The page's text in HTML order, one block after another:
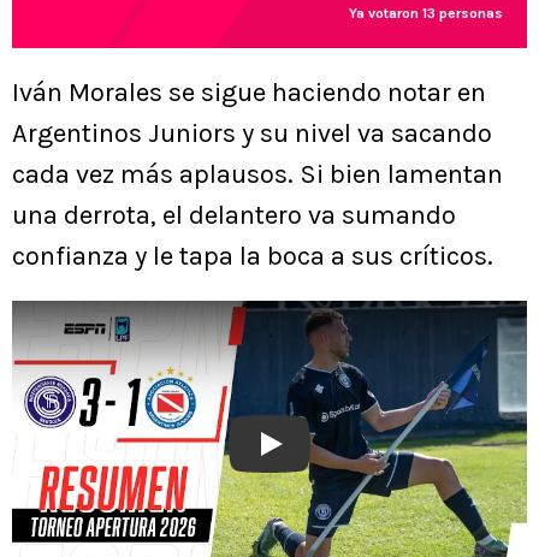
Ya votaron 13 personas
Iván Morales se sigue haciendo notar en
Argentinos Juniors y su nivel va sacando
cada vez más aplausos. Si bien lamentan
una derrota, el delantero va sumando
confianza y le tapa la boca a sus críticos.
Play